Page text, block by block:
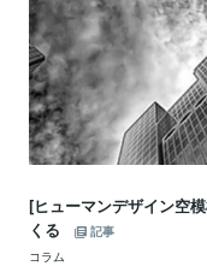
[ヒューマンデザイン空
くる
記事
コラム